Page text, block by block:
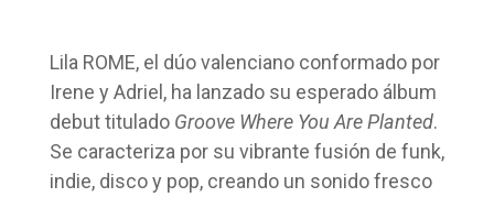
Lila ROME, el dúo valenciano conformado por
Irene y Adriel, ha lanzado su esperado álbum
debut titulado Groove Where You Are Planted.
Se caracteriza por su vibrante fusión de funk,
indie, disco y pop, creando un sonido fresco